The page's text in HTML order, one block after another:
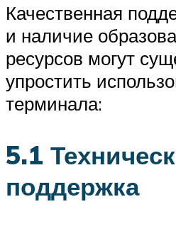
Качественная
и наличие
ресурсов могут
упростить
терминала:
5.1
поддержка